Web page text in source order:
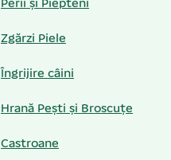
Perii și Piepteni
Zgărzi Piele
Îngrijire câini
Hrană Pești și Broscuțe
Castroane